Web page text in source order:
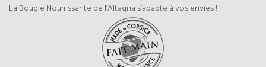
La Bougie Nourrissante de l’Altagna s’adapte à vos envies !